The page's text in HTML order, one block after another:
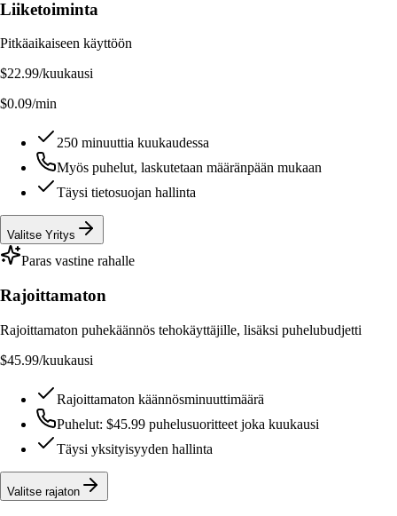
Liiketoiminta
Pitkäaikaiseen käyttöön
$22.99/kuukausi
$0.09/min
250 minuuttia kuukaudessa
Myös puhelut, laskutetaan määränpään mukaan
Täysi tietosuojan hallinta
Valitse Yritys
Paras vastine rahalle
Rajoittamaton
Rajoittamaton puhekäännös tehokäyttäjille, lisäksi puhelubudjetti
$45.99/kuukausi
Rajoittamaton käännösminuuttimäärä
Puhelut: $45.99 puhelusuoritteet joka kuukausi
Täysi yksityisyyden hallinta
Valitse rajaton